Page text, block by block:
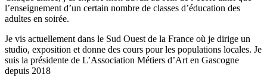
l’enseignement d’un certain nombre de classes d’éducation des
adultes en soirée.
Je vis actuellement dans le Sud Ouest de la France où je dirige un
studio, exposition et donne des cours pour les populations locales. Je
suis la présidente de L’Association Métiers d’Art en Gascogne
depuis 2018